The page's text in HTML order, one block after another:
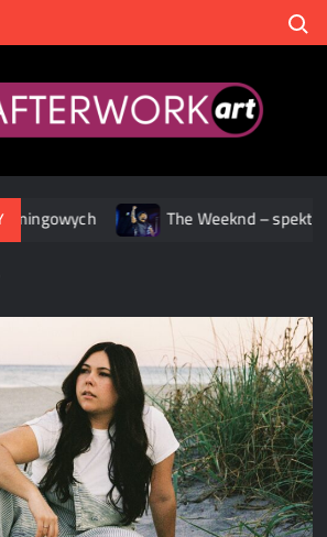
The Weeknd – spektakularne